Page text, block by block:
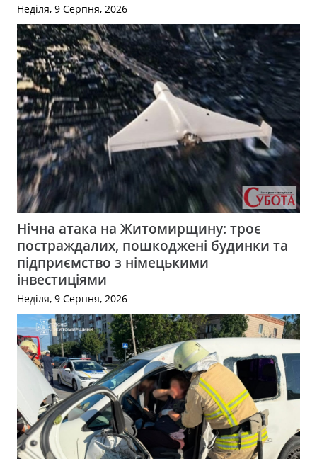
Неділя, 9 Серпня, 2026
Нічна атака на Житомирщину: троє
постраждалих, пошкоджені будинки та
підприємство з німецькими
інвестиціями
Неділя, 9 Серпня, 2026